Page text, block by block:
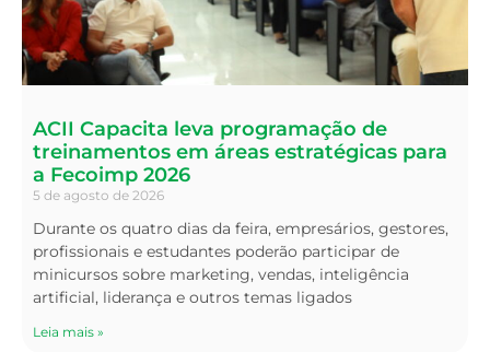
ACII Capacita leva programação de
treinamentos em áreas estratégicas para
a Fecoimp 2026
5 de agosto de 2026
Durante os quatro dias da feira, empresários, gestores,
profissionais e estudantes poderão participar de
minicursos sobre marketing, vendas, inteligência
artificial, liderança e outros temas ligados
Leia mais »